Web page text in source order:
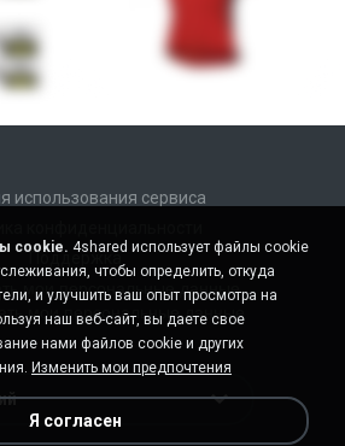
использования сервиса
Поддержка
мои персональные данные
мои персональные данные
cookie. 4shared использует файлы cookie
чтобы определить, откуда
и улучшить ваш опыт просмотра на
наш веб-сайт, вы даете свое
нами файлов cookie и других
Изменить мои предпочтения
Я согласен